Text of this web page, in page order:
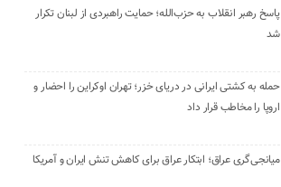
پاسخ رهبر انقلاب به حزب‌الله؛ حمایت راهبردی از لبنان تکرار
شد
حمله به کشتی ایرانی در دریای خزر؛ تهران اوکراین را احضار و
اروپا را مخاطب قرار داد
میانجی‌گری عراق؛ ابتکار عراق برای کاهش تنش ایران و آمریکا